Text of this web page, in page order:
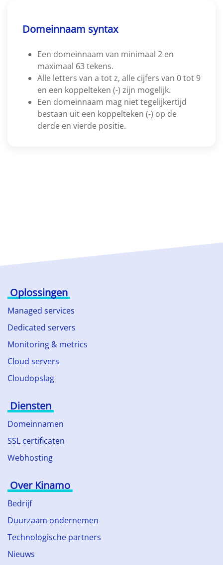
Domeinnaam syntax
Een domeinnaam van minimaal 2 en
maximaal 63 tekens.
Alle letters van a tot z, alle cijfers van 0 tot 9
en een koppelteken (-) zijn mogelijk.
Een domeinnaam mag niet tegelijkertijd
bestaan uit een koppelteken (-) op de
derde en vierde positie.
Oplossingen
Managed services
Dedicated servers
Monitoring & metrics
Cloud servers
Cloudopslag
Diensten
Domeinnamen
SSL certificaten
Webhosting
Over Kinamo
Bedrijf
Duurzaam ondernemen
Technologische partners
Nieuws